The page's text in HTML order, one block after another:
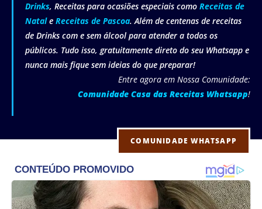
Drinks, Receitas para ocasiões especiais como Receitas de
Natale Receitas de Pascoa. Além de centenas de receitas
de Drinks com e sem álcool para atender a todos os
públicos. Tudo isso, gratuitamente direto do seu Whatsapp e
nunca mais fique sem ideias do que preparar!
Entre agora em Nossa Comunidade:
Comunidade Casa das Receitas Whatsapp!
COMUNIDADE WHATSAPP